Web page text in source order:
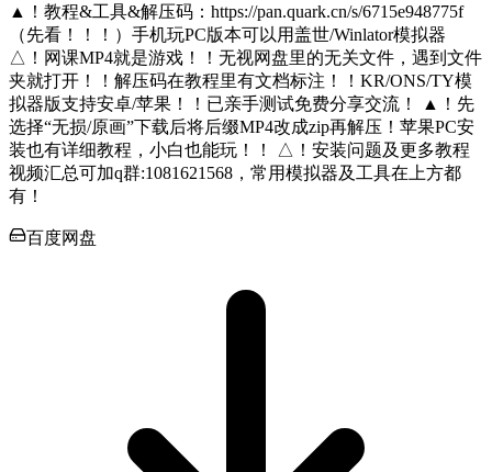
▲！教程&工具&解压码：https://pan.quark.cn/s/6715e948775f
（先看！！！）手机玩PC版本可以用盖世/Winlator模拟器
△！网课MP4就是游戏！！无视网盘里的无关文件，遇到文件
夹就打开！！解压码在教程里有文档标注！！KR/ONS/TY模
拟器版支持安卓/苹果！！已亲手测试免费分享交流！ ▲！先
选择“无损/原画”下载后将后缀MP4改成zip再解压！苹果PC安
装也有详细教程，小白也能玩！！ △！安装问题及更多教程
视频汇总可加q群:1081621568，常用模拟器及工具在上方都
有！
百度网盘